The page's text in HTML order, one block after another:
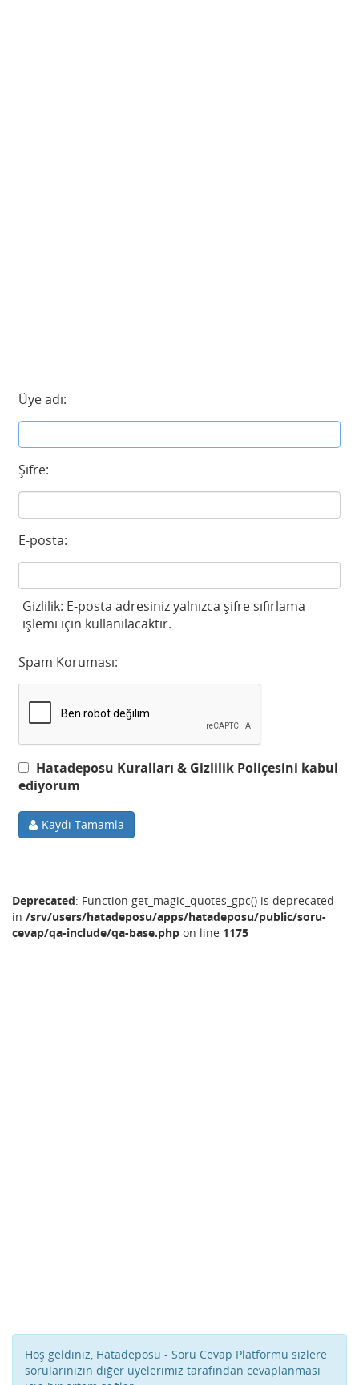
Üye adı:
Şifre:
E-posta:
Gizlilik: E-posta adresiniz yalnızca şifre sıfırlama
işlemi için kullanılacaktır.
Spam Koruması:
Hatadeposu Kuralları & Gizlilik Poliçesini kabul
ediyorum
Kaydı Tamamla
Deprecated: Function get_magic_quotes_gpc() is deprecated
in /srv/users/hatadeposu/apps/hatadeposu/public/soru-
cevap/qa-include/qa-base.php on line 1175
Hoş geldiniz, Hatadeposu - Soru Cevap Platformu sizlere
sorularınızın diğer üyelerimiz tarafından cevaplanması